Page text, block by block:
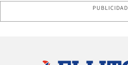
PUBLICIDAD